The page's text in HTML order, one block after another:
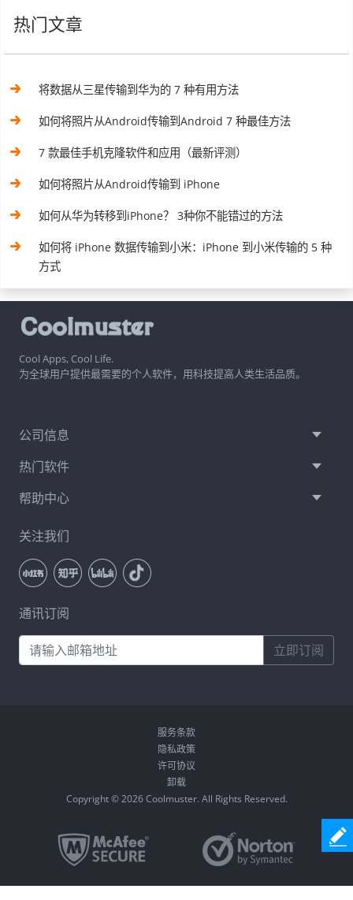
热门文章
将数据从三星传输到华为的 7 种有用方法
如何将照片从Android传输到Android 7 种最佳方法
7 款最佳手机克隆软件和应用（最新评测）
如何将照片从Android传输到 iPhone
如何从华为转移到iPhone？ 3种你不能错过的方法
如何将 iPhone 数据传输到小米：iPhone 到小米传输的 5 种
方式
Cool Apps, Cool Life.
为全球用户提供最需要的个人软件，用科技提高人类生活品质。
公司信息
热门软件
帮助中心
关注我们
通讯订阅
立即订阅
服务条款
隐私政策
许可协议
卸载
Copyright © 2026 Coolmuster. All Rights Reserved.